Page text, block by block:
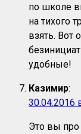
по школе
на тихого
взять. Вот
удобные!
Казимир:
30.04.2016
Это вы про